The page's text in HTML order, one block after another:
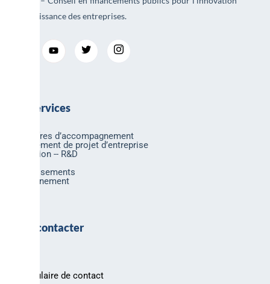
et la croissance des entreprises.
Nos services
Nos offres d’accompagnement
Financement de projet d’entreprise
Innovation -- R&D
Investissements
Environnement
Nous contacter
Formulaire de contact